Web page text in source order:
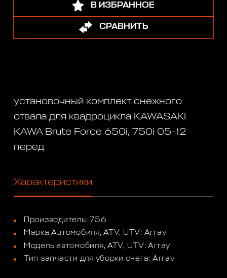
В ИЗБРАННОЕ
СРАВНИТЬ
установочный комплект снежного
отвала для квадроцикла KAWASAKI
KAWA Brute Force 650i, 750i 05-12
перед
Характеристики
Производитель: 756
Марка Автомобиля, ATV, UTV: Array
Модель автомобиля, ATV, UTV: Array
Тип запчасти для уборки снега: Array